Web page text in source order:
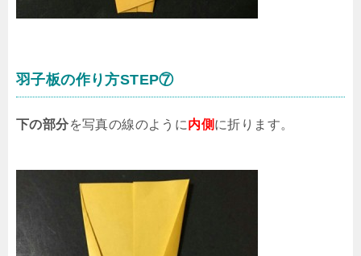
羽子板の作り方STEP⑦
下の部分を写真の線のように内側 に折ります。